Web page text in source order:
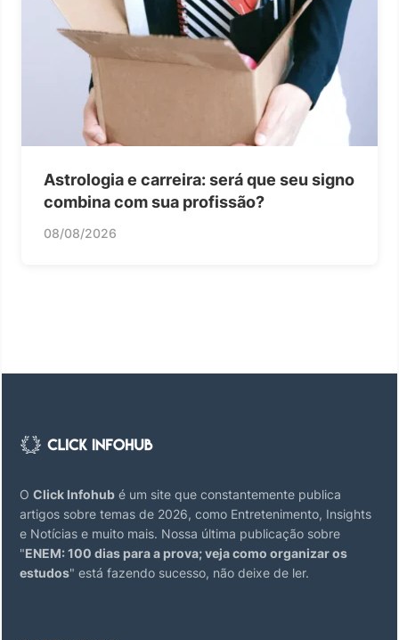
Astrologia e carreira: será que seu signo
combina com sua profissão?
08/08/2026
O Click Infohub é um site que constantemente publica
artigos sobre temas de 2026, como Entretenimento, Insights
e Notícias e muito mais. Nossa última publicação sobre
"ENEM: 100 dias para a prova; veja como organizar os
estudos" está fazendo sucesso, não deixe de ler.